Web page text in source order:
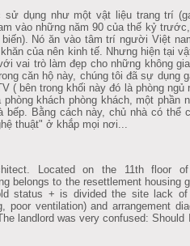
dụng như một vật liệu trang trí
vào những năm 90 của thế kỷ
biến). Nó ăn vào tâm trí người Việt
của nên kinh tế. Nhưng hiện tại
vai trò làm đẹp cho những không
căn hộ này, chúng tôi đã sự dụng
( bên trong khối này đó là phòng ngủ
khách phòng khách, một phần
bếp. Bằng cách này, chủ nhà có thể
thuật" ở khắp mọi nơi...
Located on the 11th floor
belongs to the resettlement housing
status + is divided the site lack of
poor ventilation) and arrangement
landlord was very confused: Should